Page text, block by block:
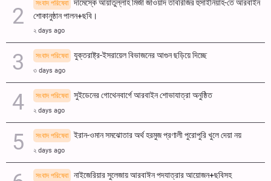
সংবাদ পরিষেবা
দামেস্কে আয়াতুল্লাহ মির্জা জাওয়াদ তাবরিজির হুসাইনিয়াহ-তে আরবাইন
শোকানুষ্ঠান পালন+ছবি।
২ days ago
সংবাদ পরিষেবা যুক্তরাষ্ট্র-ইসরায়েল বিভাজনের আগুন ছড়িয়ে দিচ্ছে
৩ days ago
সংবাদ পরিষেবা সুইডেনের গোথেনবার্গে আরবাইন শোভাযাত্রা অনুষ্ঠিত
২ days ago
সংবাদ পরিষেবা ইরান-ওমান সমঝোতার অর্থ হরমুজ প্রণালী পুরোপুরি খুলে দেয়া নয়
২ days ago
সংবাদ পরিষেবা নাইজেরিয়ার সুলেজায় আরবাঈন পদযাত্রার আয়োজন+ছবিসহ